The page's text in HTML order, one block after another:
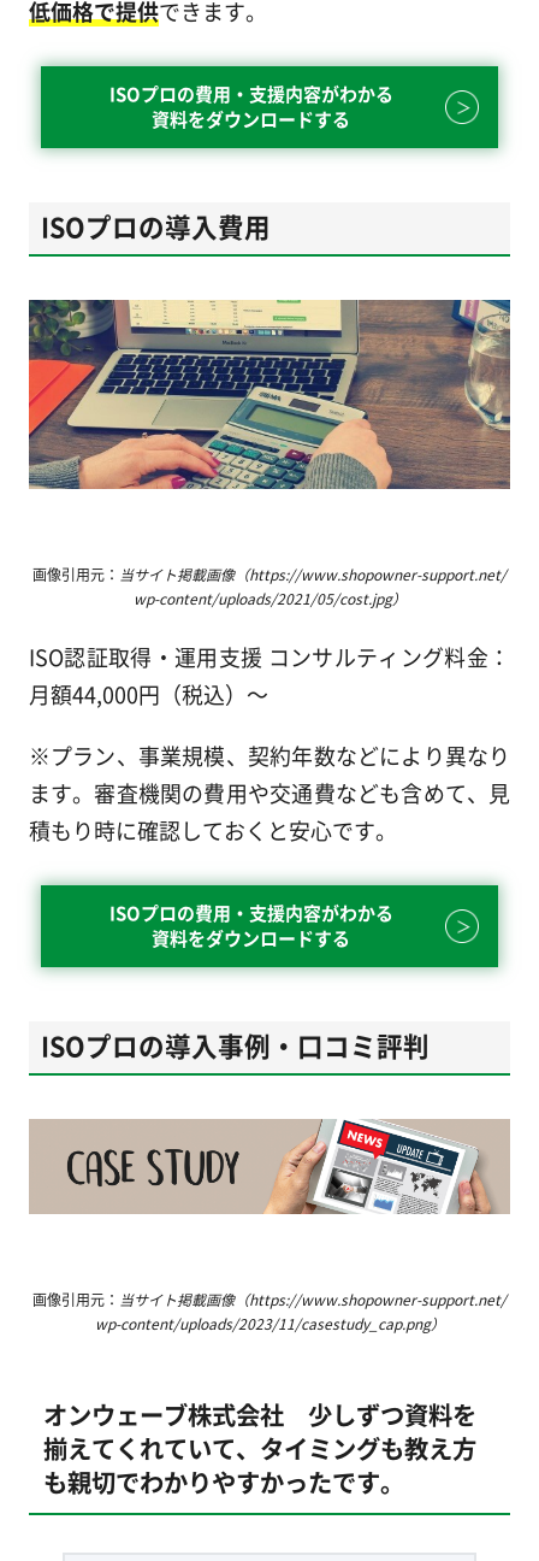
低価格で提供できます。
ISOプロの費用・支援内容がわかる
資料をダウンロードする
ISOプロの導入費用
画像引用元： 当サイト掲載画像（https://www.shopowner-support.net/
wp-content/uploads/2021/05/cost.jpg）
ISO認証取得・運用支援 コンサルティング料金：
月額44,000円（税込）～
※プラン、事業規模、契約年数などにより異なり
ます。審査機関の費用や交通費なども含めて、見
積もり時に確認しておくと安心です。
ISOプロの費用・支援内容がわかる
資料をダウンロードする
ISOプロの導入事例・口コミ評判
画像引用元： 当サイト掲載画像（https://www.shopowner-support.net/
wp-content/uploads/2023/11/casestudy_cap.png）
オンウェーブ株式会社 少しずつ資料を
揃えてくれていて、タイミングも教え方
も親切でわかりやすかったです。